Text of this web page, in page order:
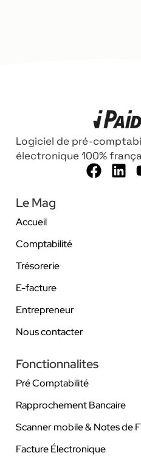
Logiciel de pré-
électronique 100%
Le Mag
Accueil
Comptabilité
Trésorerie
E-facture
Entrepreneur
Nous contacter
Fonctionnalites
Pré Comptabilité
Rapprochement Bancaire
Scanner mobile & Notes de
Facture Électronique